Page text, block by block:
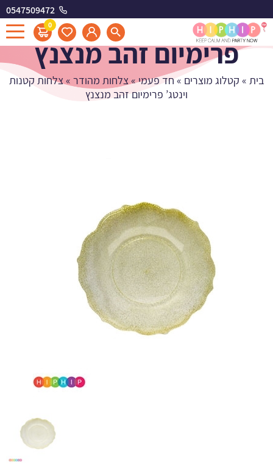
0547509472
0
צלחות קטנות וינטג'
פרימיום זהב מנצנץ
בית » קטלוג מוצרים » חד פעמי»צלחות מהודר »צלחות קטנות
וינטג’ פרימיום זהב מנצנץ